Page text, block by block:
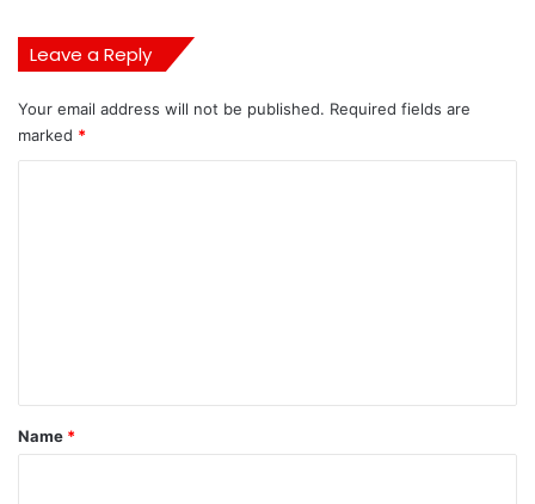
Leave a Reply
Your email address will not be published. Required fields are
marked *
*
Name *